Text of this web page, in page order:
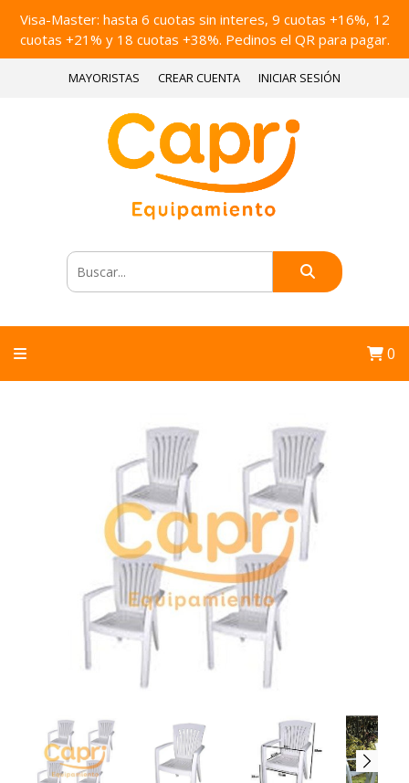
Visa-Master: hasta 6 cuotas sin interes, 9 cuotas +16%, 12
cuotas +21% y 18 cuotas +38%. Pedinos el QR para pagar.
MAYORISTAS CREAR CUENTA INICIAR SESIÓN
0